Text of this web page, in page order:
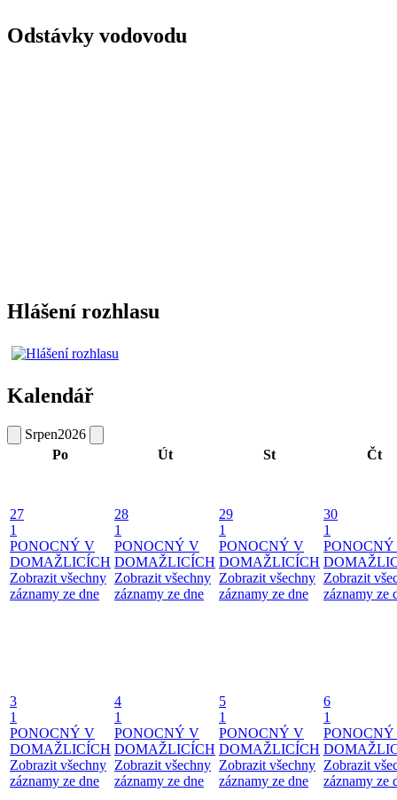
Odstávky vodovodu
Hlášení rozhlasu
Kalendář
Srpen2026
Po
Út St Čt
27
1
PONOCNÝ V
DOMAŽLICÍCH
Zobrazit všechny
záznamy ze dne
28
1
PONOCNÝ V
DOMAŽLICÍCH
Zobrazit všechny
záznamy ze dne
29
1
PONOCNÝ V
DOMAŽLICÍCH
Zobrazit všechny
záznamy ze dne
30
1
Zobrazit
záznamy ze
3
1
PONOCNÝ V
DOMAŽLICÍCH
Zobrazit všechny
záznamy ze dne
4
1
PONOCNÝ V
DOMAŽLICÍCH
Zobrazit všechny
záznamy ze dne
5
1
PONOCNÝ V
DOMAŽLICÍCH
Zobrazit všechny
záznamy ze dne
6
1
Zobrazit
záznamy ze